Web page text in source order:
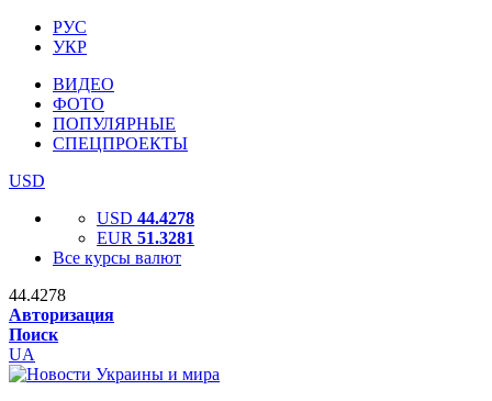
РУС
УКР
ВИДЕО
ФОТО
ПОПУЛЯРНЫЕ
СПЕЦПРОЕКТЫ
USD
USD 44.4278
EUR 51.3281
Все курсы валют
44.4278
Авторизация
Поиск
UA